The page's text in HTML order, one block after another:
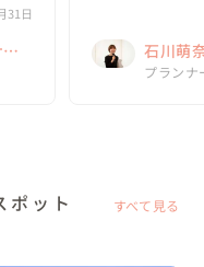
思
31日
ッ
石川萌
ミ
プランナ
ポット すべて見る